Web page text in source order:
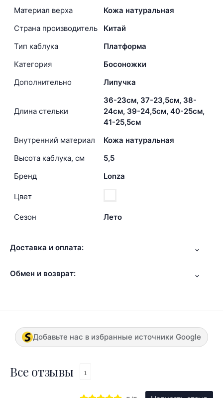
Материал верха
Кожа натуральная
Страна производитель
Китай
Тип каблука
Платформа
Категория
Босоножки
Дополнительно
Липучка
Длина стельки
36-23см, 37-23,5см, 38-
24см, 39-24,5см, 40-25см,
41-25,5см
Внутренний материал
Кожа натуральная
Высота каблука, см
5,5
Бренд
Lonza
Цвет
Сезон Лето
Доставка и оплата:
Обмен и возврат:
Добавьте нас в избранные источники Google
Все отзывы 1